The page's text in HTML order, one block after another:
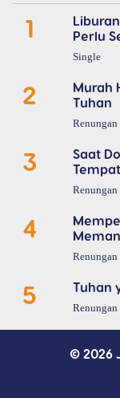
1
Perlu
Single
2
Murah
Tuhan
Renungan
3
Saat
Renungan
4
Renungan
5 Tuhan
Renungan
© 2026